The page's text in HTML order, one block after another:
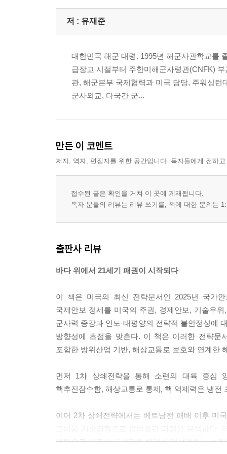
4. 3차 상쇄전략: 미·중 해양 경쟁의 시대
중국의 해양 전략: 해양력의 중요성 인식과 균형적
미국의 대응: 3차 상쇄전략의 구상
중국의 한계: 내부 모순의 노출
전략적 의미: 21세기 3차 상쇄전략의 부활
해양강국으로 도약(19세기 말~제1차 세계대전)
세계 해양 패권 확립(제1차 세계대전~냉전 종식)
탈냉전 이후 해양 전략의 진화(2000년대~현재)
군사적 관점에서 미국·이스라엘의
이란 공격에 대한 해석 그리고
6. 중국의 해양력: 대륙국가에서 해양국가로 전환
개혁·개방과 해양강국으로 도약하기 위한 전략의
해양굴기의 도전과 과제: 지속가능성, 유연성, 신뢰
7. 미국과 중국의 해양력 비교
해양력 비교의 기준과 구성 요소
조선 및 선박 수리 능력: 양적 압도V S 기술적 우위
항만 인프라 및 컨테이너 처리 능력: 중국의 글로벌
국의 국내 인프라 집중
해양 전략의 중심을 ‘유럽에서 아시아로’
저 : 유재준
대한민국 해군 대령. 1995년 해군사관학교를
급장교 시절부터 주한미해군사령관(CNFK)
관, 해군본부 국제협력과 미국 담당, 주워싱
군사외교, 다국간 군...
만든 이 코멘트
저자, 역자, 편집자를 위한 공간입니다. 독자들에게 전하
접수된 글은 확인을 거쳐 이 곳에 게재됩니다.
독자 분들의 리뷰는 리뷰 쓰기를, 책에 대한 문의는
출판사 리뷰
바다 위에서 21세기 패권이 시작되다
이 책은 미국의 최신 전략문서인 2025년 국가
국제안보 정세를 미국의 주권, 경제안보, 기술우
군사력 증강과 인도·태평양의 전략적 불안정성에
방향성에 초점을 맞춘다. 이 책은 이러한 전략문
포함한 방위산업 기반, 해상교통로 보호와 연계한
먼저 1차 상쇄전략을 통해 소련의 대륙 중심
핵추진잠수함, 해상교통로 통제, 핵 억제력은 냉
이어 2차 상쇄전략에서는 베트남전 패배 이후 미
바탕으로 새로운 군사전략 체계를 재설계하는 능